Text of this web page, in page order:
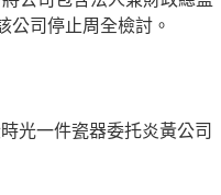
司停止周全檢討。
光一件瓷器委托炎黃公司